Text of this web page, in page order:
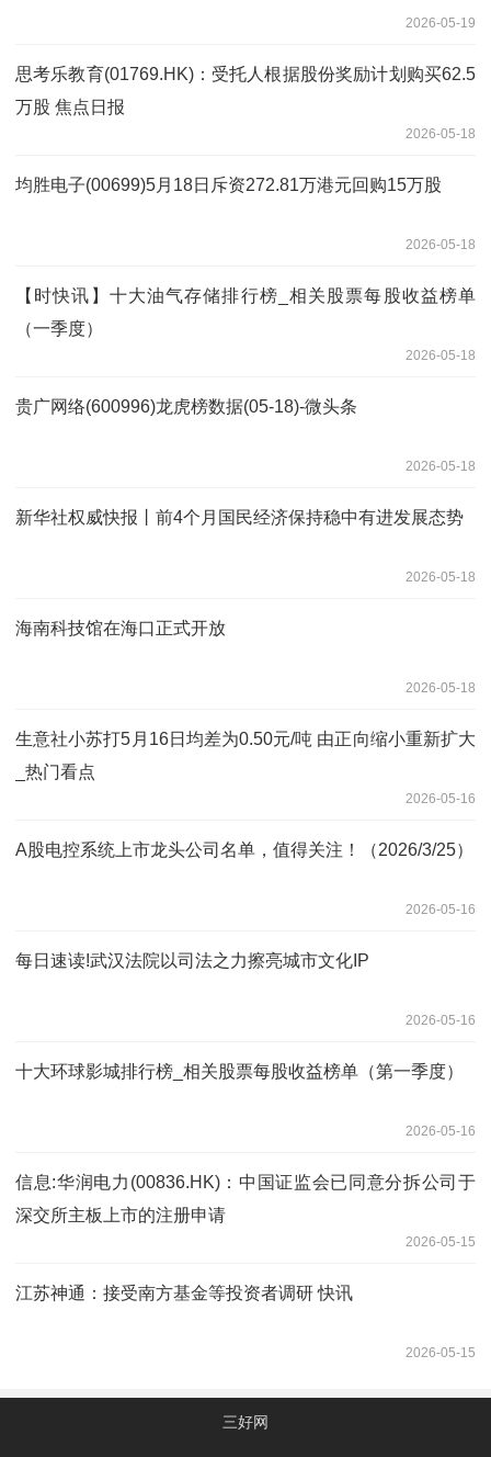
2026-05-19
思考乐教育(01769.HK)：受托人根据股份奖励计划购买62.5
万股 焦点日报
2026-05-18
均胜电子(00699)5月18日斥资272.81万港元回购15万股
2026-05-18
【时快讯】十大油气存储排行榜_相关股票每股收益榜单
（一季度）
2026-05-18
贵广网络(600996)龙虎榜数据(05-18)-微头条
2026-05-18
新华社权威快报丨前4个月国民经济保持稳中有进发展态势
2026-05-18
海南科技馆在海口正式开放
2026-05-18
生意社小苏打5月16日均差为0.50元/吨 由正向缩小重新扩大
_热门看点
2026-05-16
A股电控系统上市龙头公司名单，值得关注！（2026/3/25）
2026-05-16
每日速读!武汉法院以司法之力擦亮城市文化IP
2026-05-16
十大环球影城排行榜_相关股票每股收益榜单（第一季度）
2026-05-16
信息:华润电力(00836.HK)：中国证监会已同意分拆公司于
深交所主板上市的注册申请
2026-05-15
江苏神通：接受南方基金等投资者调研 快讯
2026-05-15
三好网